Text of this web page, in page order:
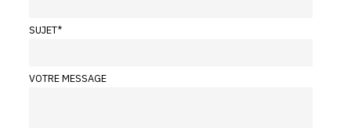
SUJET*
VOTRE MESSAGE